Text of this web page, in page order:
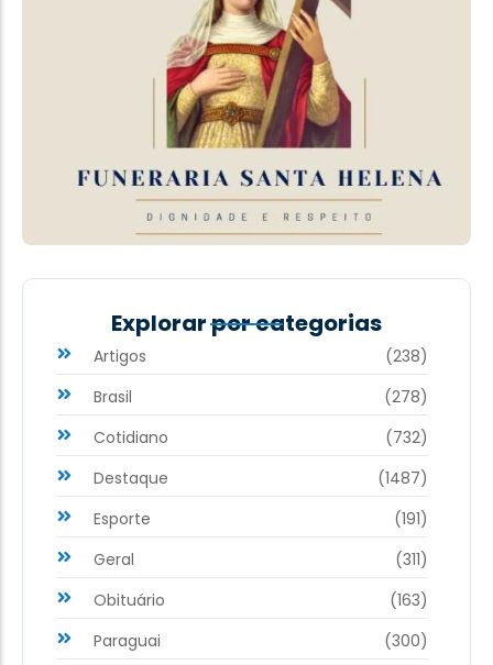
Explorar por categorias
Artigos
(238)
Brasil
(278)
Cotidiano
(732)
Destaque
(1487)
Esporte
(191)
Geral
(311)
Obituário
(163)
Paraguai
(300)